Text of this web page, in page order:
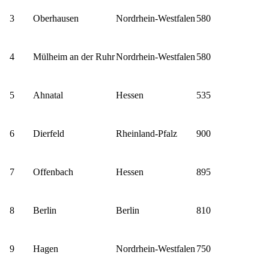
3 Oberhausen Nordrhein-Westfalen 580
4 Mülheim an der RuhrNordrhein-Westfalen 580
5 Ahnatal Hessen 535
6 Dierfeld Rheinland-Pfalz 900
7 Offenbach Hessen 895
8 Berlin Berlin 810
9 Hagen Nordrhein-Westfalen 750